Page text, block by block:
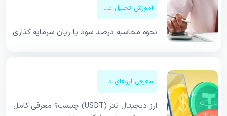
آموزش تحلیل تکنیکال
نحوه محاسبه درصد سود یا زیان سرمایه گذاری
معرفی ارزهای دیجیتال
ارز دیجیتال تتر (USDT) چیست؟ معرفی کامل